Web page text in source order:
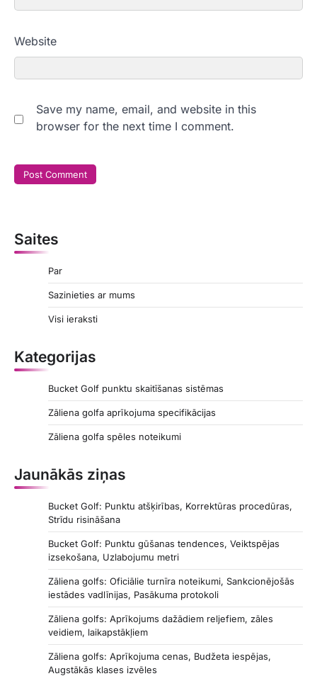
Website
Save my name, email, and website in this
browser for the next time I comment.
Saites
Par
Sazinieties ar mums
Visi ieraksti
Kategorijas
Bucket Golf punktu skaitīšanas sistēmas
Zāliena golfa aprīkojuma specifikācijas
Zāliena golfa spēles noteikumi
Jaunākās ziņas
Bucket Golf: Punktu atšķirības, Korrektūras procedūras,
Strīdu risināšana
Bucket Golf: Punktu gūšanas tendences, Veiktspējas
izsekošana, Uzlabojumu metri
Zāliena golfs: Oficiālie turnīra noteikumi, Sankcionējošās
iestādes vadlīnijas, Pasākuma protokoli
Zāliena golfs: Aprīkojums dažādiem reljefiem, zāles
veidiem, laikapstākļiem
Zāliena golfs: Aprīkojuma cenas, Budžeta iespējas,
Augstākās klases izvēles